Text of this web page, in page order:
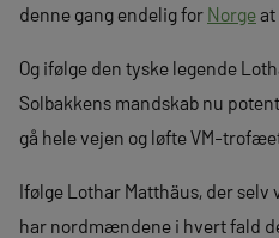
denne gang endelig for Norgeat
Og ifølge den tyske legende
Solbakkens mandskab nu
gå hele vejen og løfte VM-
Ifølge Lothar Matthäus, der selv
har nordmændene i hvert fald